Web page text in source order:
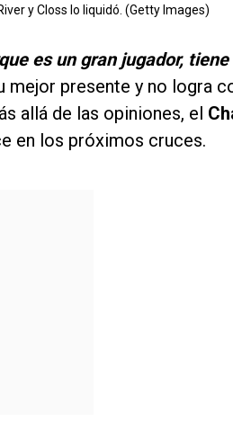
y Closs lo liquidó. (Getty Images)
es un gran jugador,
mejor presente y no logra
allá de las opiniones, el
en los próximos cruces.